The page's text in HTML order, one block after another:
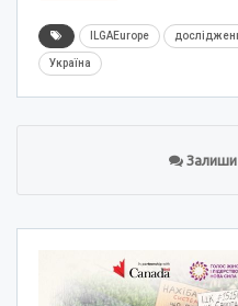
ILGAEurope
Україна